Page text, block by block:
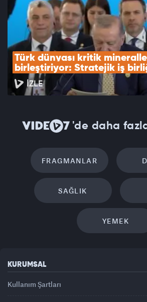
Türk dünyası kritik
birleştiriyor: Stratejik iş
İZLE
'de daha
FRAGMANLAR
SAĞLIK
YEMEK
KURUMSAL
Kullanım Şartları